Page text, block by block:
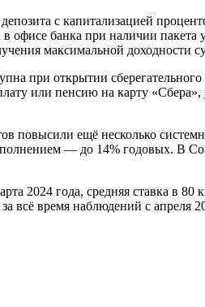
с капитализацией
офисе банка при наличии
максимальной доходности
при открытии
или пенсию на карту
повысили ещё несколько
— до 14% годовых. В
2024 года, средняя ставка в
всё время наблюдений с апреля